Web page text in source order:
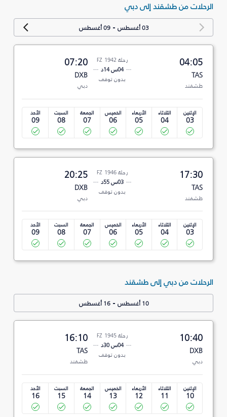
الرحلات من طشقند إلى دبي
03 أغسطس -09 أغسطس
04:05
TAS
طشقند
رحلة FZ 1942
04س 14د
بدون توقف
07:20
DXB
دبي
الإثنين
03
الثلاثاء
04
الأربعاء
05
الخميس
06
الجمعة
07
السبت
08
الأحد
09
17:30
TAS
طشقند
رحلة FZ 1946
03س 55د
بدون توقف
20:25
DXB
دبي
الإثنين
03
الثلاثاء
04
الأربعاء
05
الخميس
06
الجمعة
07
السبت
08
الأحد
09
الرحلات من دبي إلى طشقند
10 أغسطس -16 أغسطس
10:40
DXB
دبي
رحلة FZ 1945
04س 30د
بدون توقف
16:10
TAS
طشقند
الإثنين
10
الثلاثاء
11
الأربعاء
12
الخميس
13
الجمعة
14
السبت
15
الأحد
16